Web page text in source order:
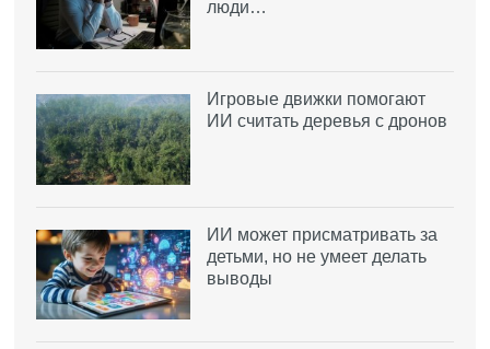
люди…
Игровые движки помогают
ИИ считать деревья с дронов
ИИ может присматривать за
детьми, но не умеет делать
выводы